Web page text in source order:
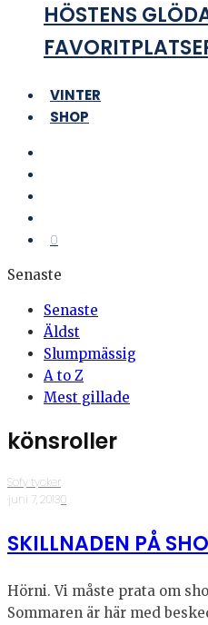
HÖSTENS
VINTER
SHOP
0
Senaste
Senaste
Äldst
Slumpmässig
A to Z
Mest gillade
könsroller
Sofy tycker
·juni 7, 2013·0
SKILLNADEN PÅ
Hörni. Vi måste prata om
Sommaren är här med